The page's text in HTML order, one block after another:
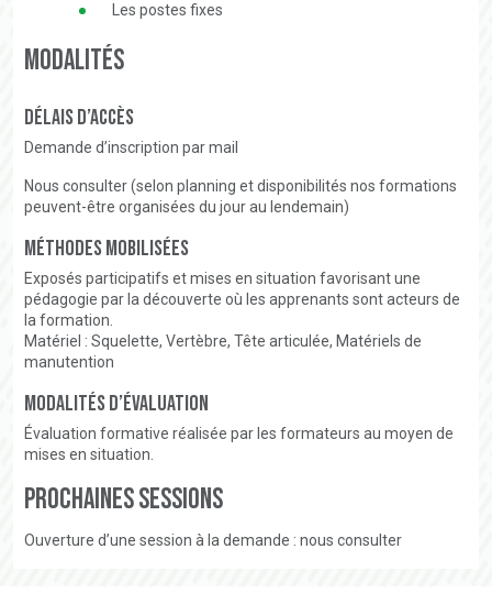
Les postes fixes
Modalités
Délais d’accès
Demande d’inscription par mail
Nous consulter (selon planning et disponibilités nos formations
peuvent-être organisées du jour au lendemain)
Méthodes mobilisées
Exposés participatifs et mises en situation favorisant une
pédagogie par la découverte où les apprenants sont acteurs de
la formation.
Matériel : Squelette, Vertèbre, Tête articulée, Matériels de
manutention
Modalités d’évaluation
Évaluation formative réalisée par les formateurs au moyen de
mises en situation.
Prochaines sessions
Ouverture d’une session à la demande : nous consulter